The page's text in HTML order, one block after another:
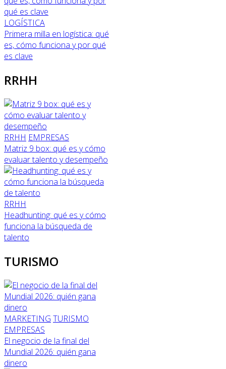
LOGÍSTICA
Primera milla en logística: qué
es, cómo funciona y por qué
es clave
RRHH
RRHH EMPRESAS
Matriz 9 box: qué es y cómo
evaluar talento y desempeño
RRHH
Headhunting: qué es y cómo
funciona la búsqueda de
talento
TURISMO
MARKETING TURISMO
EMPRESAS
El negocio de la final del
Mundial 2026: quién gana
dinero